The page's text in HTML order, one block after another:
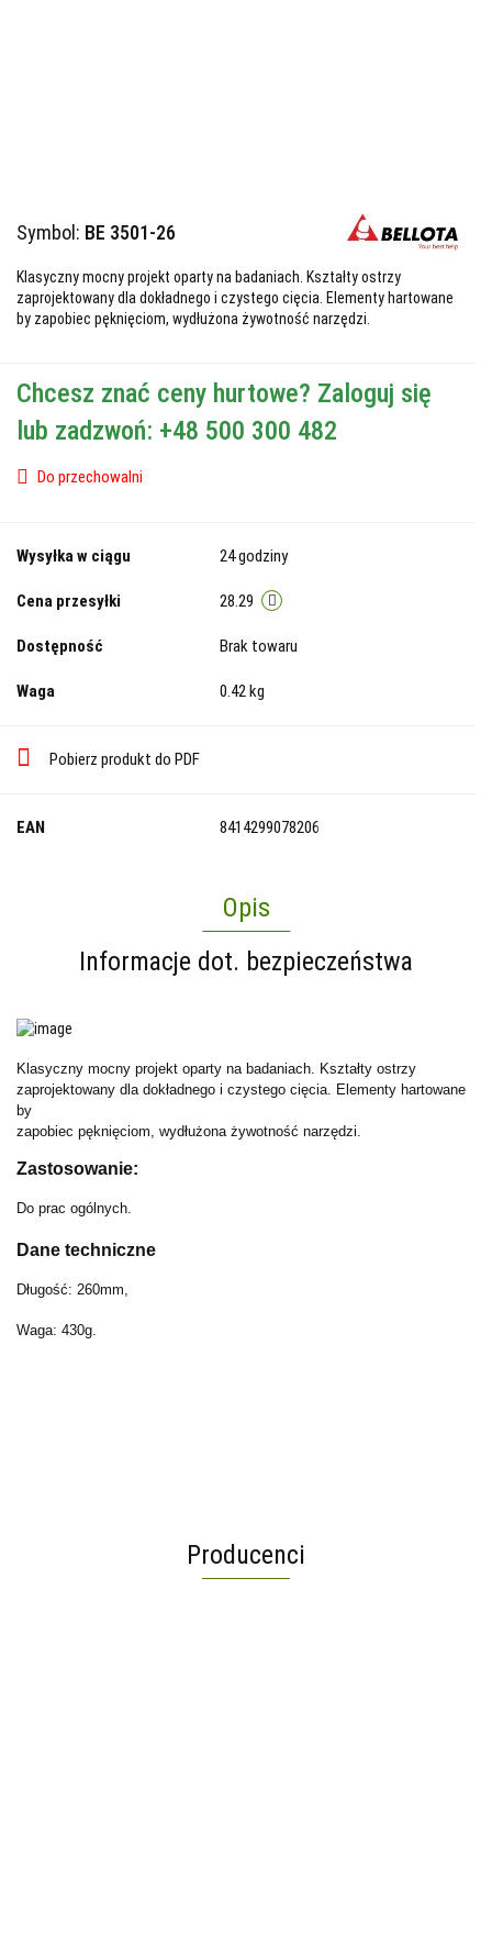
Symbol: BE 3501-26
Klasyczny mocny projekt oparty na badaniach. Kształty ostrzy
zaprojektowany dla dokładnego i czystego cięcia. Elementy hartowane
by zapobiec pęknięciom, wydłużona żywotność narzędzi.
Chcesz znać ceny hurtowe? Zaloguj się
lub zadzwoń: +48 500 300 482
Do przechowalni
Wysyłka w ciągu 24 godziny
Cena przesyłki 28.29
Dostępność Brak towaru
Waga 0.42 kg
Pobierz produkt do PDF
EAN 8414299078206
Opis
Informacje dot. bezpieczeństwa
Klasyczny mocny projekt oparty na badaniach. Kształty ostrzy
zaprojektowany dla dokładnego i czystego cięcia. Elementy hartowane
by
zapobiec pęknięciom, wydłużona żywotność narzędzi.
Zastosowanie:
Do prac ogólnych.
Dane techniczne
Długość: 260mm,
Waga: 430g.
Producenci